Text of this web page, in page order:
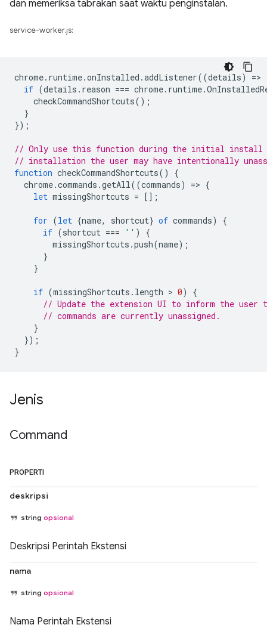
dan memeriksa tabrakan saat waktu penginstalan.
service-worker.js:
chrome. runtime.onInstalled .addListener((details) =>
if (details . reason === chrome. runtime.
checkCommandShortcuts();
}
});
// Only use this function during the initial install
// installation the user may have intentionally
function checkCommandShortcuts()
{
chrome.commands .getAll((commands) => {
let missingShortcuts = [];
for (let {name, shortcut} of commands)
{
if (shortcut === '' )
{
missingShortcuts .push(name);
}
}
if (missingShortcuts . length > 0)
{
// Update the extension UI to inform the user
// commands are currently unassigned.
}
});
}
Jenis
Command
PROPERTI
deskripsi
string opsional
Deskripsi Perintah Ekstensi
nama
string opsional
Nama Perintah Ekstensi